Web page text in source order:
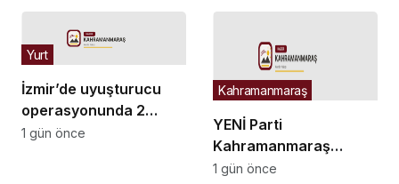
peşinde”
İzmir’de uyuşturucu
operasyonunda 2
şüpheli tutuklandı
Yurt
1 gün önce
YENİ Parti
Kahramanmaraş
Kurucu İl Başkanı Ateş:
Kahramanmaraş
1 gün önce